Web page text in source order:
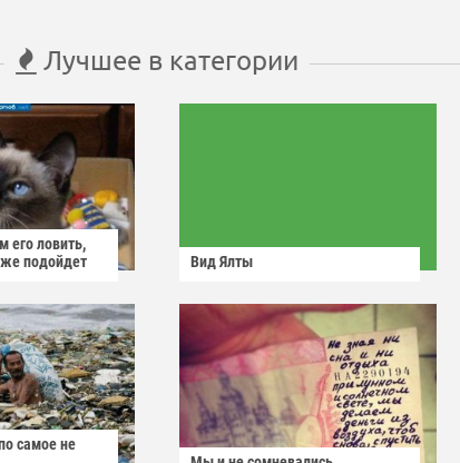
Лучшее в категории
его ловить,
подойдет
Вид Ялты
самое не